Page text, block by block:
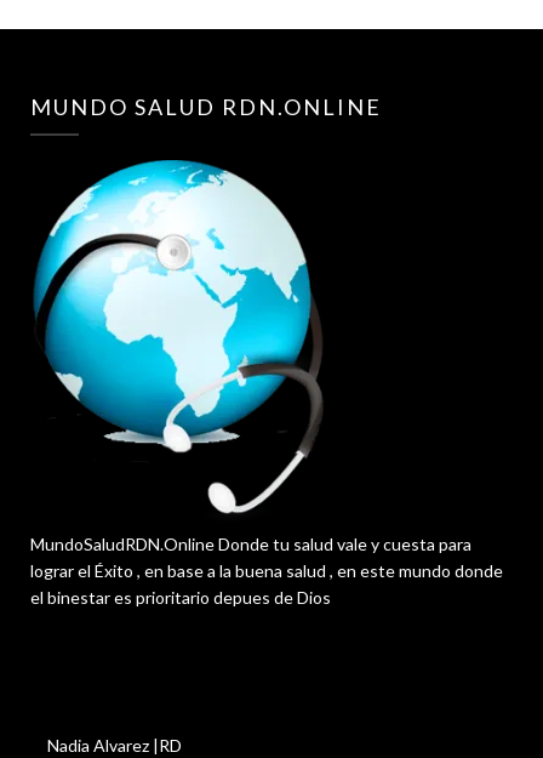
MUNDO SALUD RDN.ONLINE
MundoSaludRDN.Online Donde tu salud vale y cuesta para
lograr el Éxito , en base a la buena salud , en este mundo donde
el binestar es prioritario depues de Dios
Nadia Alvarez |RD